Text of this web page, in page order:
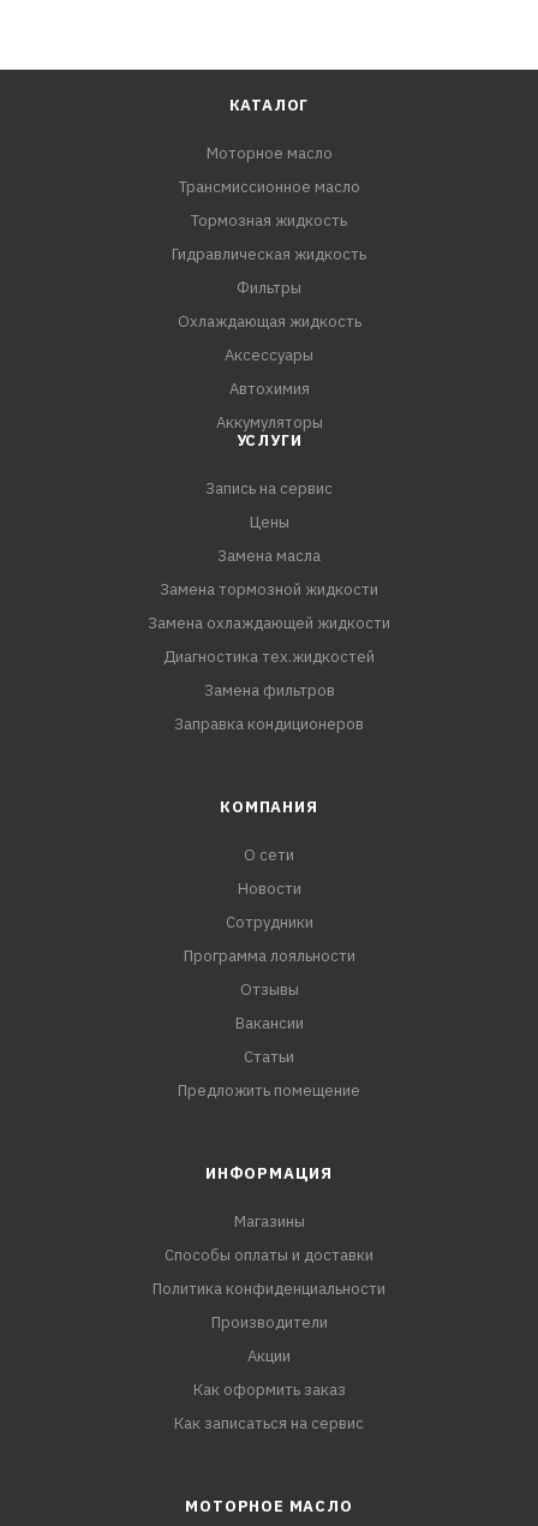
КАТАЛОГ
Моторное масло
Трансмиссионное масло
Тормозная жидкость
Гидравлическая жидкость
Фильтры
Охлаждающая жидкость
Аксессуары
Автохимия
Аккумуляторы
УСЛУГИ
Запись на сервис
Цены
Замена масла
Замена тормозной жидкости
Замена охлаждающей жидкости
Диагностика тех.жидкостей
Замена фильтров
Заправка кондиционеров
КОМПАНИЯ
О сети
Новости
Сотрудники
Программа лояльности
Отзывы
Вакансии
Статьи
Предложить помещение
ИНФОРМАЦИЯ
Магазины
Способы оплаты и доставки
Политика конфиденциальности
Производители
Акции
Как оформить заказ
Как записаться на сервис
МОТОРНОЕ МАСЛО